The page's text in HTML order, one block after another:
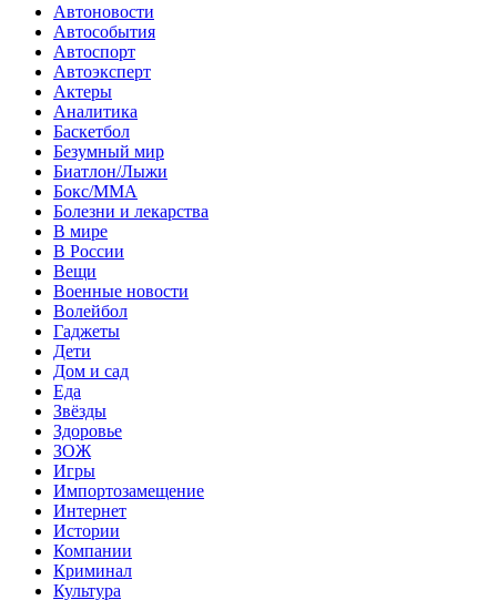
Автоновости
Автособытия
Автоспорт
Автоэксперт
Актеры
Аналитика
Баскетбол
Безумный мир
Биатлон/Лыжи
Бокс/MMA
Болезни и лекарства
В мире
В России
Вещи
Военные новости
Волейбол
Гаджеты
Дети
Дом и сад
Еда
Звёзды
Здоровье
ЗОЖ
Игры
Импортозамещение
Интернет
Истории
Компании
Криминал
Культура